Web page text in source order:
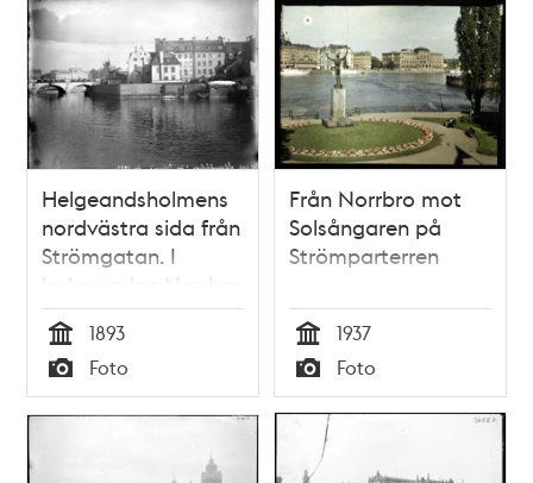
Helgeandsholmens
nordvästra sida från
Strömgatan. I
bakgrunden Norrbro
och Grand Hotel
Tid
1893
Typ
Foto
Från Norrbro mot
Solsångaren på
Strömparterren
Tid
1937
Typ
Foto